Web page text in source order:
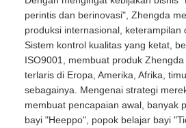
perintis dan berinovasi", Zhengda
produksi internasional, keterampilan
Sistem kontrol kualitas yang ketat,
ISO9001, membuat produk
terlaris di Eropa, Amerika, Afrika,
sebagainya. Mengenai strategi
membuat pencapaian awal, banyak
bayi "Heeppo", popok belajar bayi